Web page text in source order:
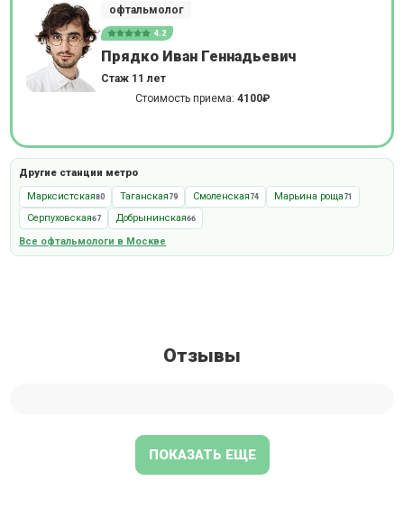
офтальмолог
4.2
Прядко Иван Геннадьевич
Стаж 11 лет
Стоимость приема: 4100₽
Другие станции метро
Марксистская80 Таганская 79 Смоленская 74 Марьина роща 71
Серпуховская67 Добрынинская66
Все офтальмологи в Москве
Отзывы
ПОКАЗАТЬ ЕЩЕ